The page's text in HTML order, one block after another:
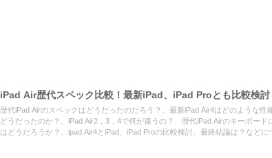
iPad Air歴代スペック比較！最新iPad、iPad Proとも比較検討
歴代iPad Airのスペックはどうだったのだろう？、最新iPad Air4はどのような性
どうだったのか？、iPad Air2，3，4で何が違うの？、歴代iPad Airのキーボード
はどうだろうか？、ipad Air4とiPad、iPad Proの比較検討、最終結論は？などに